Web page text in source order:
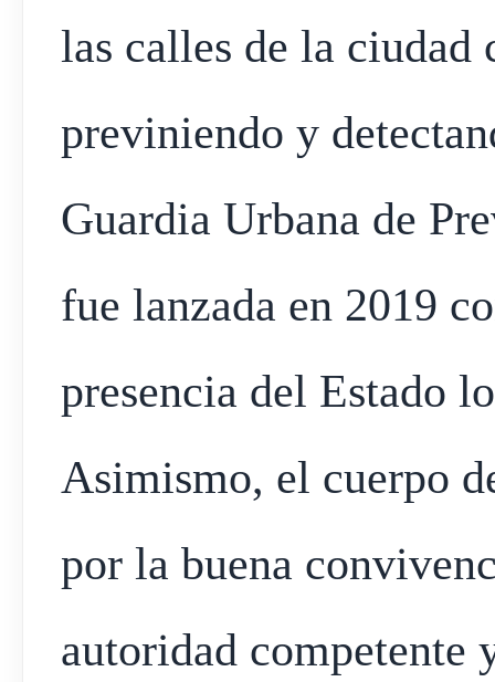
las calles de la ciudad
previniendo y
Guardia Urbana de
fue lanzada en 2019
presencia del Estado
Asimismo, el cuerpo
por la buena
autoridad